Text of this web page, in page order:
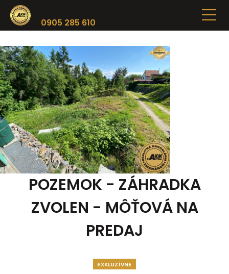
0905 285 610
POZEMOK - ZÁHRADKA
ZVOLEN - MÔŤOVÁ NA
PREDAJ
EXKLUZÍVNE